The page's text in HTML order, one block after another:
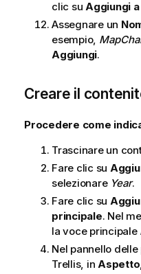
clic su Aggiungi
Assegnare un
esempio,
Aggiungi.
Creare il
Procedere come
Trascinare un
Fare clic su
selezionare Year.
Fare clic su
principale. Nel
la voce principale
Nel pannello
Trellis, in Aspetto